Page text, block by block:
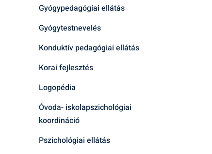
Gyógypedagógiai ellátás
Gyógytestnevelés
Konduktív pedagógiai ellátás
Korai fejlesztés
Logopédia
Óvoda- iskolapszichológiai
koordináció
Pszichológiai ellátás